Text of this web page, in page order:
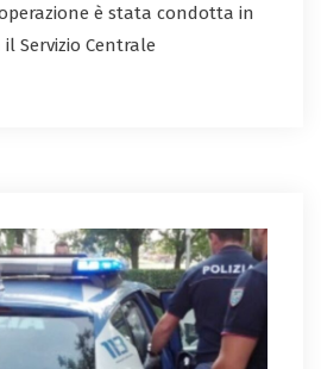
è stata condotta in
Servizio Centrale